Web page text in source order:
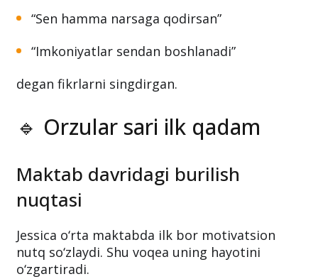
“Sen hamma narsaga qodirsan”
“Imkoniyatlar sendan boshlanadi”
degan fikrlarni singdirgan.
🔹 Orzular sari ilk qadam
Maktab davridagi burilish
nuqtasi
Jessica o‘rta maktabda ilk bor motivatsion
nutq so‘zlaydi. Shu voqea uning hayotini
o‘zgartiradi.